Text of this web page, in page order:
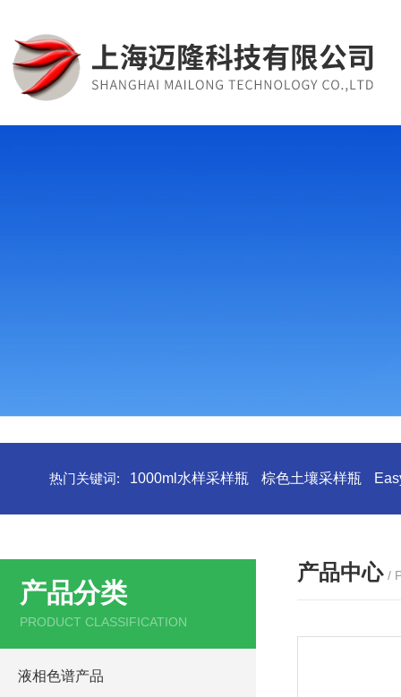
热门关键词: 1000ml水样采样瓶 棕色土壤采样瓶
产品分类
PRODUCT CLASSIFICATION
液相色谱产品
产品中心 /